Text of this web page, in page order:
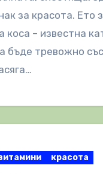
за красота. Ето
коса – известна
бъде тревожно
красота